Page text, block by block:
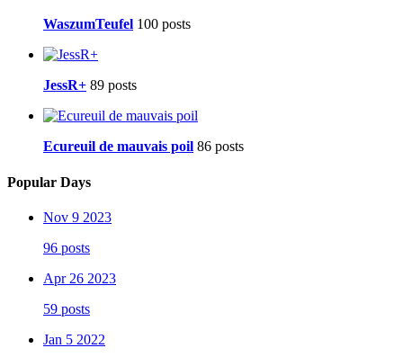
WaszumTeufel 100 posts
JessR+ 89 posts
Ecureuil de mauvais poil 86 posts
Popular Days
Nov 9 2023
96 posts
Apr 26 2023
59 posts
Jan 5 2022